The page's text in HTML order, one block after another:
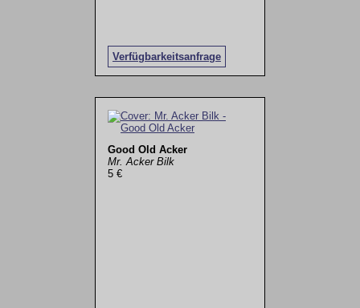
Verfügbarkeitsanfrage
Good Old Acker
Mr. Acker Bilk
5 €